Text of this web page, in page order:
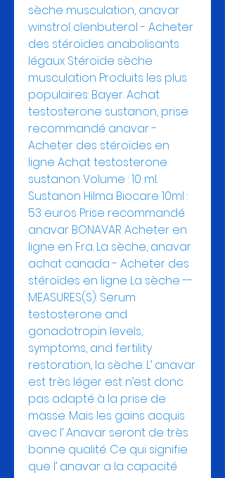
sèche musculation, anavar
winstrol clenbuterol - Acheter
des stéroïdes anabolisants
légaux Stéroïde sèche
musculation Produits les plus
populaires: Bayer. Achat
testosterone sustanon, prise
recommandé anavar -
Acheter des stéroïdes en
ligne Achat testosterone
sustanon Volume : 10 ml.
Sustanon Hilma Biocare 10ml :
53 euros Prise recommandé
anavar BONAVAR Acheter en
ligne en Fra. La sèche, anavar
achat canada - Acheter des
stéroïdes en ligne La sèche --
MEASURES(S): Serum
testosterone and
gonadotropin levels,
symptoms, and fertility
restoration, la sèche. L’ anavar
est très léger est n’est donc
pas adapté à la prise de
masse. Mais les gains acquis
avec l’ Anavar seront de très
bonne qualité. Ce qui signifie
que l’ anavar a la capacité